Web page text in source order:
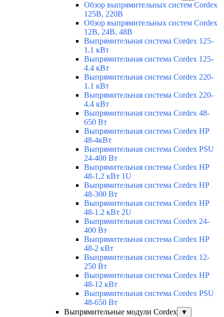
Обзор выпрямительных систем Cordex
125В, 220В
Обзор выпрямительных систем Cordex
12В, 24В, 48В
Выпрямительная система Cordex 125-
1.1 кВт
Выпрямительная система Cordex 125-
4.4 кВт
Выпрямительная система Cordex 220-
1.1 кВт
Выпрямительная система Cordex 220-
4.4 кВт
Выпрямительная система Cordex 48-
650 Вт
Выпрямительная система Cordex HP
48-4кВт
Выпрямительная система Cordex PSU
24-400 Вт
Выпрямительная система Cordex HP
48-1,2 кВт 1U
Выпрямительная система Cordex HP
48-300 Вт
Выпрямительная система Cordex HP
48-1.2 кВт 2U
Выпрямительная система Cordex 24-
400 Вт
Выпрямительная система Cordex HP
48-2 кВт
Выпрямительная система Cordex 12-
250 Вт
Выпрямительная система Cordex HP
48-12 кВт
Выпрямительная система Cordex PSU
48-650 Вт
Выпрямительные модули Cordex
▼